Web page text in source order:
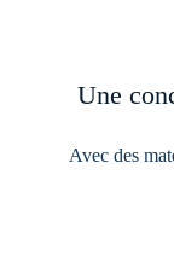
Une
Avec des